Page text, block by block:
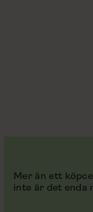
Mer än ett
inte är det enda